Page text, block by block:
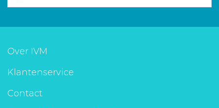
Over IVM
Klantenservice
Contact